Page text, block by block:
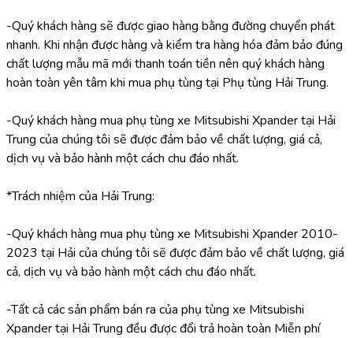
-Quý khách hàng sẽ được giao hàng bằng đường chuyển phát
nhanh. Khi nhận được hàng và kiểm tra hàng hóa đảm bảo đúng
chất lượng mẫu mã mới thanh toán tiền nên quý khách hàng
hoàn toàn yên tâm khi mua phụ tùng tại Phụ tùng Hải Trung.
-Quý khách hàng mua phụ tùng xe Mitsubishi Xpander tại Hải
Trung của chúng tôi sẽ được đảm bảo về chất lượng, giá cả,
dịch vụ và bảo hành một cách chu đáo nhất.
*Trách nhiệm của Hải Trung:
-Quý khách hàng mua phụ tùng xe Mitsubishi Xpander 2010-
2023 tại Hải của chúng tôi sẽ được đảm bảo về chất lượng, giá
cả, dịch vụ và bảo hành một cách chu đáo nhất.
-Tất cả các sản phẩm bán ra của phụ tùng xe Mitsubishi
Xpander tại Hải Trung đều được đổi trả hoàn toàn Miễn phí